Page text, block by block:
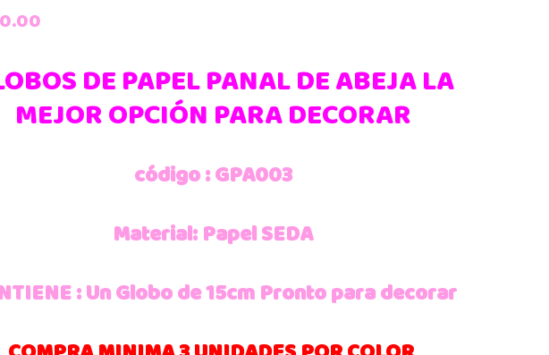
DE PAPEL PANAL DE ABEJA LA
MEJOR OPCIÓN PARA DECORAR
código : GPA003
Material: Papel SEDA
: Un Globo de 15cm Pronto para decorar